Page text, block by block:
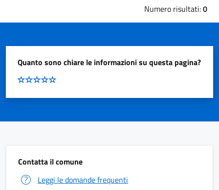
Numero risultati:0
Quanto sono chiare le informazioni su questa pagina?
Contatta il comune
Leggi le domande frequenti